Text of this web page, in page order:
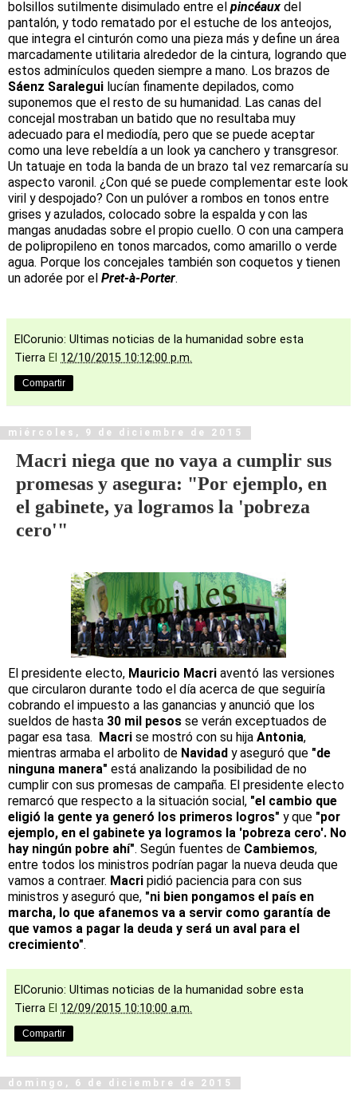
bolsillos sutilmente disimulado entre el pincéaux del
pantalón, y todo rematado por el estuche de los anteojos,
que integra el cinturón como una pieza más y define un área
marcadamente utilitaria alrededor de la cintura, logrando que
estos adminículos queden siempre a mano. Los brazos de
Sáenz Saralegui lucían finamente depilados, como
suponemos que el resto de su humanidad. Las canas del
concejal mostraban un batido que no resultaba muy
adecuado para el mediodía, pero que se puede aceptar
como una leve rebeldía a un look ya canchero y transgresor.
Un tatuaje en toda la banda de un brazo tal vez remarcaría su
aspecto varonil. ¿Con qué se puede complementar este look
viril y despojado? Con un pulóver a rombos en tonos entre
grises y azulados, colocado sobre la espalda y con las
mangas anudadas sobre el propio cuello. O con una campera
de polipropileno en tonos marcados, como amarillo o verde
agua. Porque los concejales también son coquetos y tienen
un adorée por el Pret-à-Porter.
ElCorunio: Ultimas noticias de la humanidad sobre esta
Tierra El 12/10/2015 10:12:00 p.m.
Compartir
miércoles, 9 de diciembre de 2015
Macri niega que no vaya a cumplir sus
promesas y asegura: "Por ejemplo, en
el gabinete, ya logramos la 'pobreza
cero'"
El presidente electo, Mauricio Macri aventó las versiones
que circularon durante todo el día acerca de que seguiría
cobrando el impuesto a las ganancias y anunció que los
sueldos de hasta 30 mil pesos se verán exceptuados de
pagar esa tasa.
Macri se mostró con su hija Antonia,
mientras armaba el arbolito de Navidad y aseguró que "de
ninguna manera" está analizando la posibilidad de no
cumplir con sus promesas de campaña. El presidente electo
remarcó que respecto a la situación social, "el cambio que
eligió la gente ya generó los primeros logros" y que "por
ejemplo, en el gabinete ya logramos la 'pobreza cero'. No
hay ningún pobre ahí". Según fuentes de Cambiemos,
entre todos los ministros podrían pagar la nueva deuda que
vamos a contraer. Macri pidió paciencia para con sus
ministros y aseguró que, "ni bien pongamos el país en
marcha, lo que afanemos va a servir como garantía de
que vamos a pagar la deuda y será un aval para el
crecimiento".
ElCorunio: Ultimas noticias de la humanidad sobre esta
Tierra El 12/09/2015 10:10:00 a.m.
Compartir
domingo, 6 de diciembre de 2015